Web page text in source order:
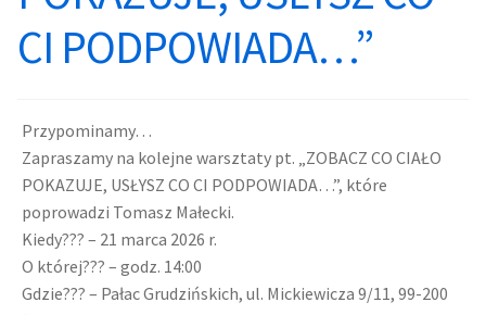
Kontakt
Informacja dla osób niepełnosprawnych
Harmonogram zajęć
Poddębicki Uniwersytet III Wieku
Poddębickie Mażoretki DALIA
Plan Zajęć
CI PODPOWIADA…”
Przypominamy…
Zapraszamy na kolejne warsztaty pt. „ZOBACZ CO CIAŁO
POKAZUJE, USŁYSZ CO CI PODPOWIADA…”, które
poprowadzi Tomasz Małecki.
Kiedy??? – 21 marca 2026 r.
O której??? – godz. 14:00
Gdzie??? – Pałac Grudzińskich, ul. Mickiewicza 9/11, 99-200